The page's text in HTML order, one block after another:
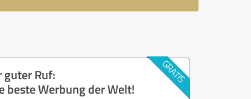
guter Ruf:
beste Werbung der Welt!